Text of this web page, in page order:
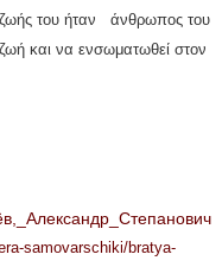
ζωής του ήταν άνθρωπος του
και να ενσωματωθεί στον
samovarschiki/bratya-